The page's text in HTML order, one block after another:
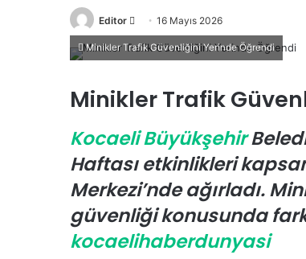
Editor
r
-
o
a
g
ö
16 Mayıs 2026
Minikler Trafik Güvenliğini Yerinde Öğrendi
Minikler Trafik
Kocaeli Büyükşehir
Haftası etkinlikleri
Merkezi’nde ağırladı.
güvenliği konusunda
kocaelihaberdunyasi